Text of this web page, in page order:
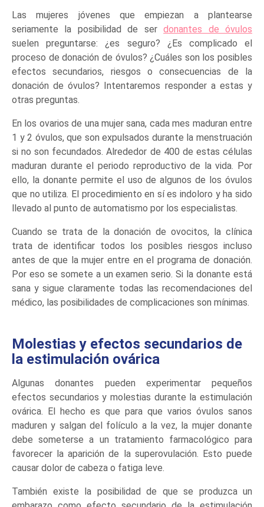
Las mujeres jóvenes que empiezan a plantearse
seriamente la posibilidad de serdonantes de óvulos
suelen preguntarse: ¿es seguro? ¿Es complicado el
proceso de donación de óvulos? ¿Cuáles son los posibles
efectos secundarios, riesgos o consecuencias de la
donación de óvulos? Intentaremos responder a estas y
otras preguntas.
En los ovarios de una mujer sana, cada mes maduran entre
1 y 2 óvulos, que son expulsados durante la menstruación
si no son fecundados. Alrededor de 400 de estas células
maduran durante el periodo reproductivo de la vida. Por
ello, la donante permite el uso de algunos de los óvulos
que no utiliza. El procedimiento en sí es indoloro y ha sido
llevado al punto de automatismo por los especialistas.
Cuando se trata de la donación de ovocitos, la clínica
trata de identificar todos los posibles riesgos incluso
antes de que la mujer entre en el programa de donación.
Por eso se somete a un examen serio. Si la donante está
sana y sigue claramente todas las recomendaciones del
médico, las posibilidades de complicaciones son mínimas.
Molestias y efectos secundarios de
la estimulación ovárica
Algunas donantes pueden experimentar pequeños
efectos secundarios y molestias durante la estimulación
ovárica. El hecho es que para que varios óvulos sanos
maduren y salgan del folículo a la vez, la mujer donante
debe someterse a un tratamiento farmacológico para
favorecer la aparición de la superovulación. Esto puede
causar dolor de cabeza o fatiga leve.
También existe la posibilidad de que se produzca un